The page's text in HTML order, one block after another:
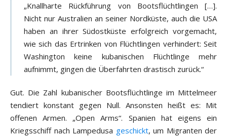
„Knallharte Rückführung von Bootsflüchtlingen […].
Nicht nur Australien an seiner Nordküste, auch die USA
haben an ihrer Südostküste erfolgreich vorgemacht,
wie sich das Ertrinken von Flüchtlingen verhindert: Seit
Washington keine kubanischen Flüchtlinge mehr
aufnimmt, gingen die Überfahrten drastisch zurück.“
Gut. Die Zahl kubanischer Bootsflüchtlinge im Mittelmeer
tendiert konstant gegen Null. Ansonsten heißt es: Mit
offenen Armen. „Open Arms“. Spanien hat eigens ein
Kriegsschiff nach Lampedusa geschickt, um Migranten der